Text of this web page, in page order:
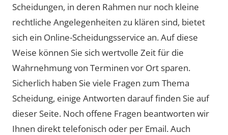
Scheidungen, in deren Rahmen nur noch kleine
rechtliche Angelegenheiten zu klären sind, bietet
sich ein Online-Scheidungsservice an. Auf diese
Weise können Sie sich wertvolle Zeit für die
Wahrnehmung von Terminen vor Ort sparen.
Sicherlich haben Sie viele Fragen zum Thema
Scheidung, einige Antworten darauf finden Sie auf
dieser Seite. Noch offene Fragen beantworten wir
Ihnen direkt telefonisch oder per Email. Auch